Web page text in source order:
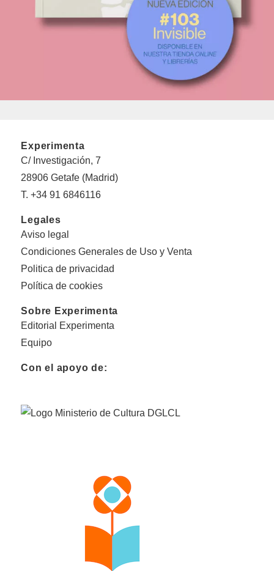
Experimenta
C/ Investigación, 7
28906 Getafe (Madrid)
T. +34 91 6846116
Legales
Aviso legal
Condiciones Generales de Uso y Venta
Politica de privacidad
Política de cookies
Sobre Experimenta
Editorial Experimenta
Equipo
Con el apoyo de: